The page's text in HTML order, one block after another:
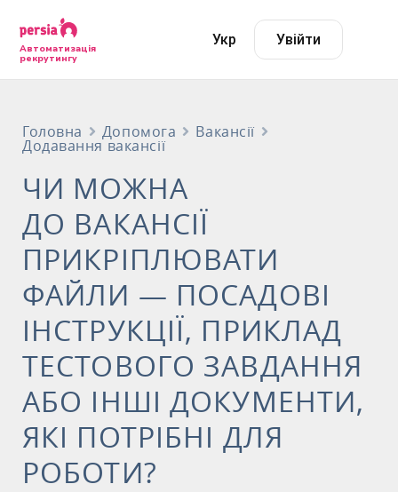
Автоматизація
рекрутингу
Укр Увійти
Головна Допомога Вакансії
Додавання вакансії
ЧИ МОЖНА
ДО ВАКАНСІЇ
ПРИКРІПЛЮВАТИ
ФАЙЛИ — ПОСАДОВІ
ІНСТРУКЦІЇ, ПРИКЛАД
ТЕСТОВОГО ЗАВДАННЯ
АБО ІНШІ ДОКУМЕНТИ,
ЯКІ ПОТРІБНІ ДЛЯ
РОБОТИ?